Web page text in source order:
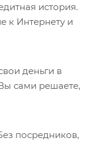
история.
к Интернету и
деньги в
сами решаете,
посредников,